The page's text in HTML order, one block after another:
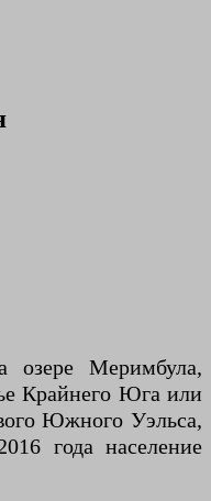
озере Меримбула,
Крайнего Юга или
Южного Уэльса,
года население